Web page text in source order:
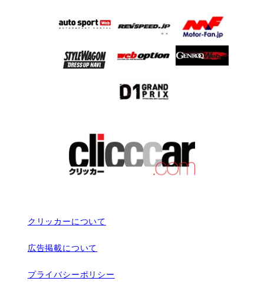
クリッカーについて
広告掲載について
プライバシーポリシー